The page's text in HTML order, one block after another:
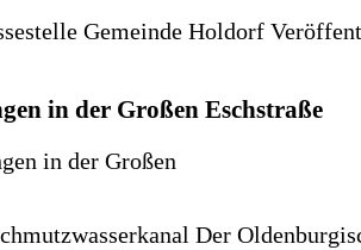
Gemeinde Holdorf
in der Großen Eschstraße
Der